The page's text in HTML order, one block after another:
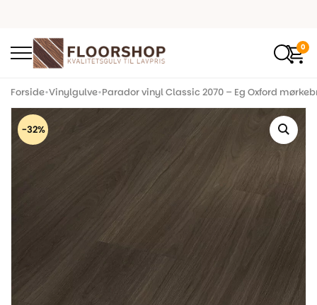
0
Forside•Vinylgulve•Parador vinyl Classic 2070 – Eg Oxford
-32%